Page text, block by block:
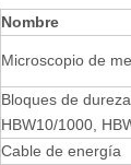
Nombre
Microscopio de
Bloques de
HBW10/1000,
Cable de energía